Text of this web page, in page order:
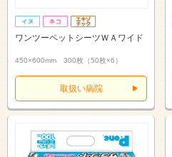
ワンツーペットシーツＷＡワイド
450×600mm 300枚（50枚×6）
取扱い病院